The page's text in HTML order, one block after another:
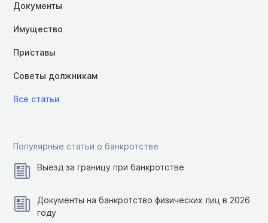
Документы
Имущество
Приставы
Советы должникам
Все статьи
Популярные статьи о банкротстве
Выезд за границу при банкротстве
Документы на банкротство физических лиц в 2026
году